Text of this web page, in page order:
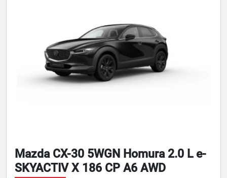
Mazda CX-30 5WGN Homura 2.0 L e-
SKYACTIV X 186 CP A6 AWD